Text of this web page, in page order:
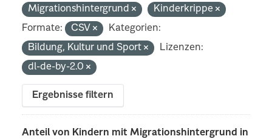
Migrationshintergrund
Kinderkrippe
Formate:
CSV
Kategorien:
Bildung, Kultur und Sport
Lizenzen:
dl-de-by-2.0
Ergebnisse filtern
Anteil von Kindern mit Migrationshintergrund in